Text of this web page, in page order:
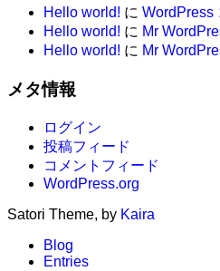
Hello world! に WordPress
Hello world! に Mr
Hello world! に Mr
メタ情報
ログイン
投稿フィード
コメントフィード
WordPress.org
Satori Theme, by Kaira
Blog
Entries